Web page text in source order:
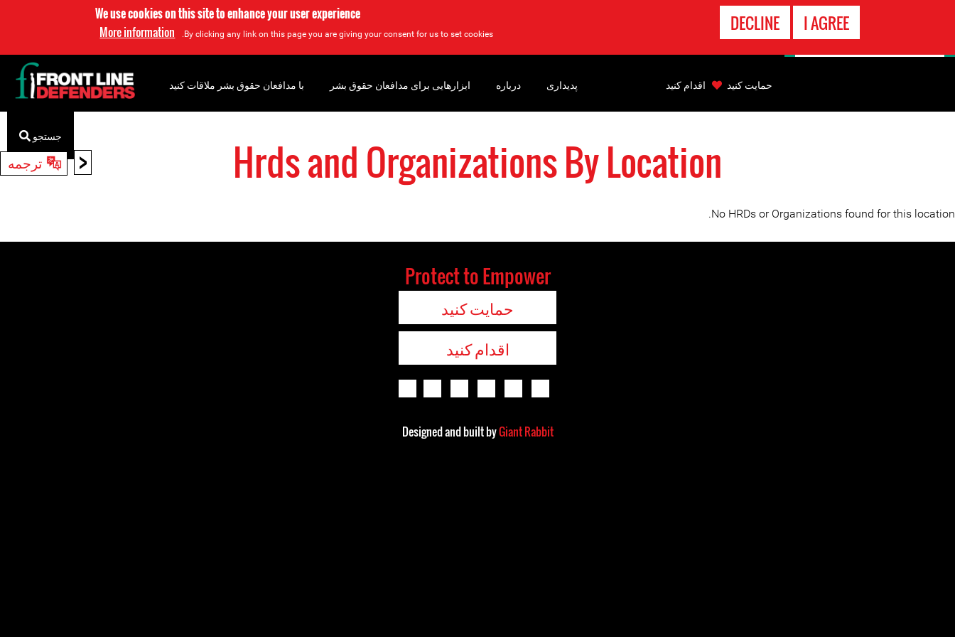
We use cookies on this site to enhance your user experience
By clicking any link on this page you are giving your consent for us to set cookies.
More information I AGREE
DECLINE
< ترجمه Hrds and Organizations By Location
No HRDs or Organizations found for this location.
با مدافعان حقوق بشر ملاقات کنید ابزارهایی برای مدافعان حقوق بشر درباره پدیداری
جستجو
حمایت کنید اقدام کنید
Protect to Empower
حمایت کنید
اقدام کنید
Designed and built byGiant Rabbit
تماس
اضطراری